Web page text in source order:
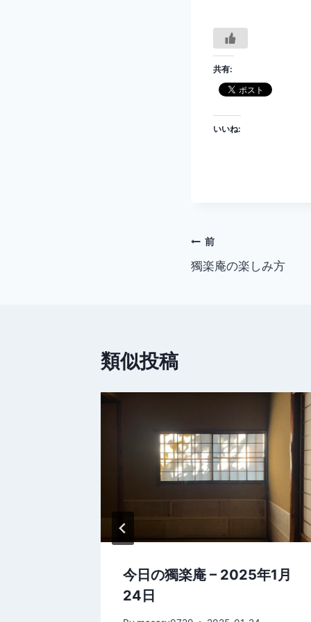
共有:
いいね:
投
稿
ー
ョ
ン
前
獨楽庵の楽しみ方
類似投稿
今日の獨楽庵 – 2025年1月
24日